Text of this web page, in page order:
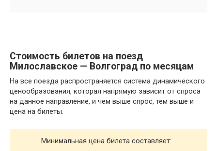
Стоимость билетов на поезд
Милославское — Волгоград по месяцам
На все поезда распространяется система динамического
ценообразования, которая напрямую зависит от спроса
на данное направление, и чем выше спрос, тем выше и
цена на билеты.
Минимальная цена билета составляет: